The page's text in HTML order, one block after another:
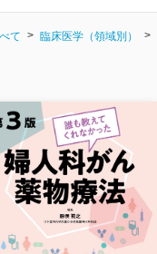
て 臨床医学（領域別）